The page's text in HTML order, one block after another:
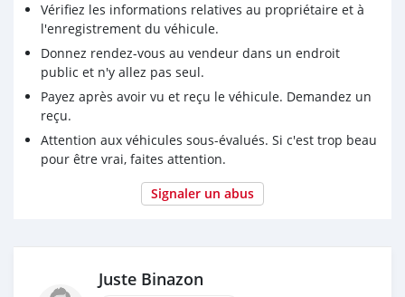
Vérifiez les informations relatives au propriétaire et à
l'enregistrement du véhicule.
Donnez rendez-vous au vendeur dans un endroit
public et n'y allez pas seul.
Payez après avoir vu et reçu le véhicule. Demandez un
reçu.
Attention aux véhicules sous-évalués. Si c'est trop beau
pour être vrai, faites attention.
Signaler un abus
Juste Binazon